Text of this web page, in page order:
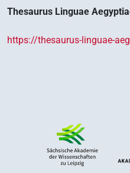
Thesaurus Linguae
https://thesaurus-linguae-